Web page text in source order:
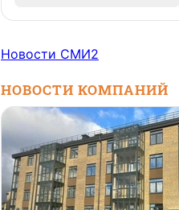
Новости СМИ2
НОВОСТИ КОМПАНИЙ